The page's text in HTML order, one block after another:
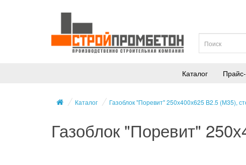
Каталог
Каталог Газоблок "Поревит" 250х400х625 B2.5 (М35),
Газоблок "Поревит"